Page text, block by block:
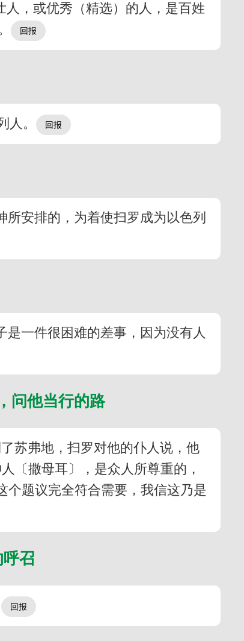
人，或优秀（精选）的人，是百姓
人。
安排的，为着使扫罗成为以色列
一件很困难的差事，因为没有人
问他当行的路
苏弗地，扫罗对他的仆人说，他
〔撒母耳〕，是众人所尊重的，
个题议完全符合需要，我信这乃是
召